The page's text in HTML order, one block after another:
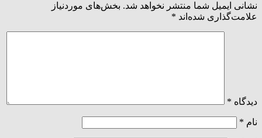
نشانی ایمیل شما منتشر نخواهد شد. بخش‌های موردنیاز
علامت‌گذاری شده‌اند *
دیدگاه *
نام *